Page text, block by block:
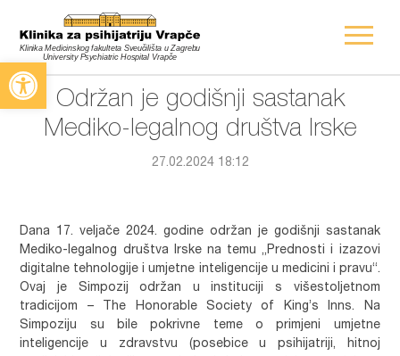
Open toolbar
Održan je godišnji sastanak
Mediko-legalnog društva Irske
27.02.2024 18:12
Dana 17. veljače 2024. godine održan je godišnji sastanak
Mediko-legalnog društva Irske na temu „Prednosti i izazovi
digitalne tehnologije i umjetne inteligencije u medicini i pravu“.
Ovaj je Simpozij održan u instituciji s višestoljetnom
tradicijom – The Honorable Society of King’s Inns. Na
Simpoziju su bile pokrivne teme o primjeni umjetne
inteligencije u zdravstvu (posebice u psihijatriji, hitnoj